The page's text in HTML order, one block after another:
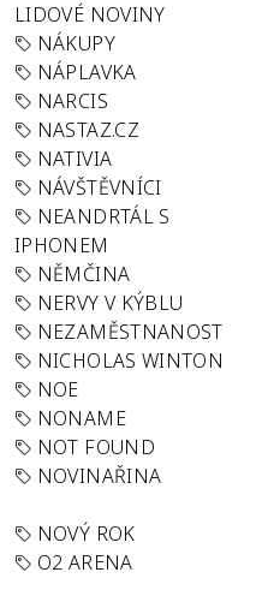
LIDOVÉ NOVINY
NÁKUPY
NÁPLAVKA
NARCIS
NASTAZ.CZ
NATIVIA
NÁVŠTĚVNÍCI
NEANDRTÁL S
IPHONEM
NĚMČINA
NERVY V KÝBLU
NEZAMĚSTNANOST
NICHOLAS WINTON
NOE
NONAME
NOT FOUND
NOVINAŘINA
NOVÝ ROK
O2 ARENA